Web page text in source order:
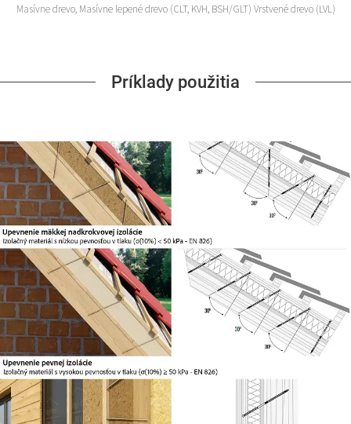
Masívne drevo, Masívne lepené drevo (CLT, KVH, BSH/GLT) Vrstvené drevo (LVL)
Príklady použitia